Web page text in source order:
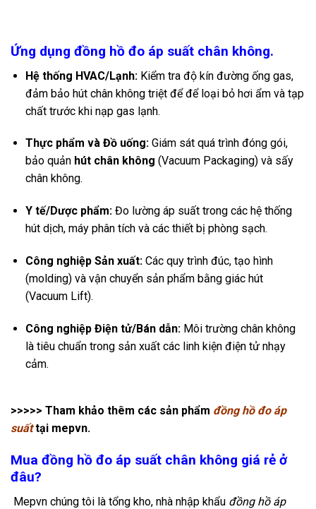
Ứng dụng đồng hồ đo áp suất chân không.
Hệ thống HVAC/Lạnh:Kiểm tra độ kín đường ống gas,
đảm bảo hút chân không triệt để để loại bỏ hơi ẩm và tạp
chất trước khi nạp gas lạnh.
Thực phẩm và Đồ uống:Giám sát quá trình đóng gói,
bảo quản hút chân không (Vacuum Packaging) và sấy
chân không.
Y tế/Dược phẩm:Đo lường áp suất trong các hệ thống
hút dịch, máy phân tích và các thiết bị phòng sạch.
Công nghiệp Sản xuất:Các quy trình đúc, tạo hình
(molding) và vận chuyển sản phẩm bằng giác hút
(Vacuum Lift).
Công nghiệp Điện tử/Bán dẫn:Môi trường chân không
là tiêu chuẩn trong sản xuất các linh kiện điện tử nhạy
cảm.
>>>>> Tham khảo thêm các sản phẩm đồng hồ đo áp
suấttại mepvn.
Mua đồng hồ đo áp suất chân không giá rẻ ở
đâu?
Mepvn chúng tôi là tổng kho, nhà nhập khẩu đồng hồ áp